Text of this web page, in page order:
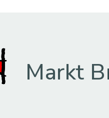
Markt